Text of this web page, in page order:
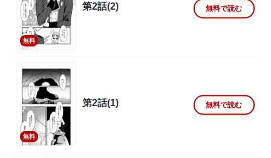
無料
第2話(2) 無料で読む
無料
第2話(1) 無料で読む